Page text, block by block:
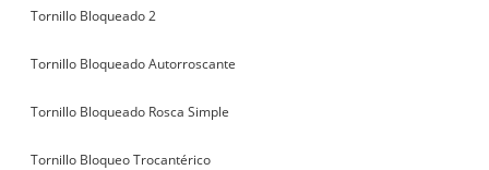
Tornillo Bloqueado 2
Tornillo Bloqueado Autorroscante
Tornillo Bloqueado Rosca Simple
Tornillo Bloqueo Trocantérico